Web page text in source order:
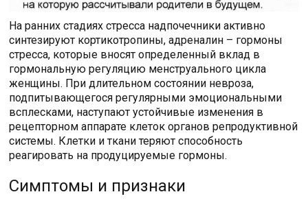
На ранних стадиях стресса надпочечники активно
синтезируют кортикотропины, адреналин – гормоны
стресса, которые вносят определенный вклад в
гормональную регуляцию менструального цикла
женщины. При длительном состоянии невроза,
подпитывающегося регулярными эмоциональными
всплесками, наступают устойчивые изменения в
рецепторном аппарате клеток органов репродуктивной
системы. Клетки и ткани теряют способность
реагировать на продуцируемые гормоны.
Симптомы и признаки